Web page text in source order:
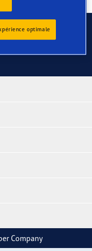
Company
optimale